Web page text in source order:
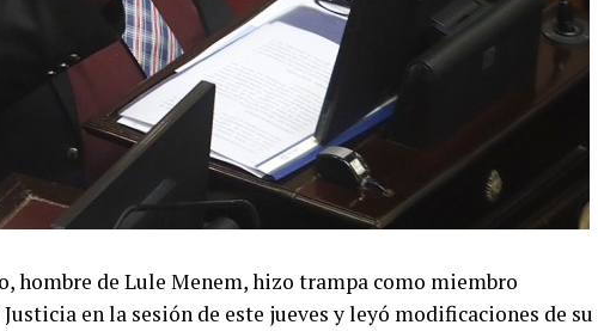
hombre de Lule Menem, hizo trampa como miembro
en la sesión de este jueves y leyó modificaciones de su